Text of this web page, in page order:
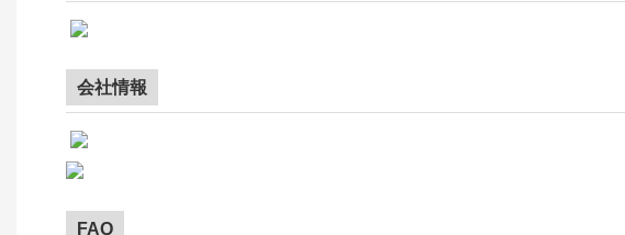
会社情報
FAQ